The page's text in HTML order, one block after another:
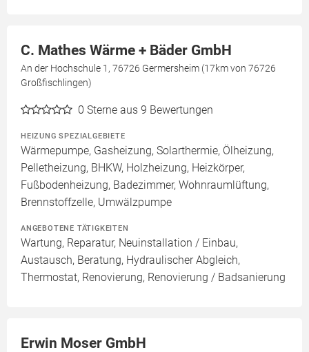
C. Mathes Wärme + Bäder GmbH
An der Hochschule 1, 76726 Germersheim (17km von 76726
Großfischlingen)
0 Sterne aus 9 Bewertungen
HEIZUNG SPEZIALGEBIETE
Wärmepumpe, Gasheizung, Solarthermie, Ölheizung,
Pelletheizung, BHKW, Holzheizung, Heizkörper,
Fußbodenheizung, Badezimmer, Wohnraumlüftung,
Brennstoffzelle, Umwälzpumpe
ANGEBOTENE TÄTIGKEITEN
Wartung, Reparatur, Neuinstallation / Einbau,
Austausch, Beratung, Hydraulischer Abgleich,
Thermostat, Renovierung, Renovierung / Badsanierung
Erwin Moser GmbH